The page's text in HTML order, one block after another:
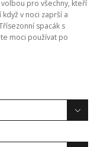
volbou pro všechny, kteří
v noci zaprší a
spacák s
moci používat po